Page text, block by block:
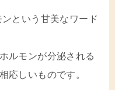
という甘美なワード
ルモンが分泌される
応しいものです。